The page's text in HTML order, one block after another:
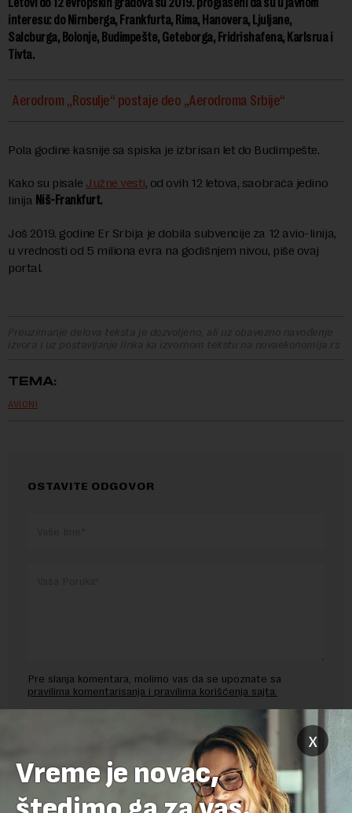
interesu: do Nirnberga, Frankfurta, Rima, Hanovera, Ljuljane,
Salcburga, Bolonje, Budimpešte, Geteborga, Fridrishafena, Karlsrua i
Tivta.
Aerodrom „Rosulje“ postaje deo „Aerodroma Srbije“
Pola godine kasnije sa spiska je izbrisan let do Budimpešte.
Kako su pisale Južne vesti, od ovih 12 letova, saobraća jedino
linija Niš-Frankfurt.
Još 2019. godine Er Srbija je dobila subvencije za 12 avio-linija,
u vrednosti od 5 miliona evra na godišnjem nivou, piše ovaj
portal.
Preuzimanje delova teksta je dozvoljeno, ali uz obavezno navođenje
izvora i uz postavljanje linka ka izvornom tekstu na novaekonomija.rs
TEMA:
AVIONI
OSTAVITE ODGOVOR
Pre slanja komentara, molimo vas da se upoznate sa
pravilima komentarisanja i pravilima korišćenja sajta.
Sajt je zaštićen pomocu reCaptcha i Google.
Google Politika
Google Uslovi Korišćenjasu primenjeni. x
Vreme je novac,